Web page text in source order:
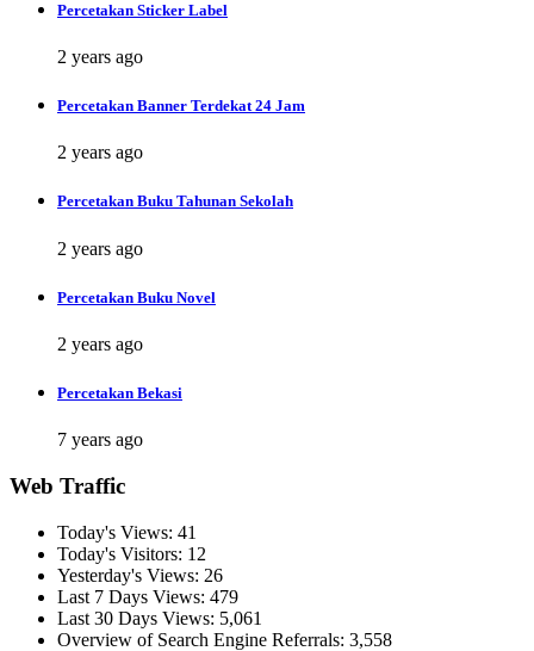
Percetakan Sticker Label
2 years ago
Percetakan Banner Terdekat 24 Jam
2 years ago
Percetakan Buku Tahunan Sekolah
2 years ago
Percetakan Buku Novel
2 years ago
Percetakan Bekasi
7 years ago
Web Traffic
Today's Views: 41
Today's Visitors: 12
Yesterday's Views: 26
Last 7 Days Views: 479
Last 30 Days Views: 5,061
Overview of Search Engine Referrals: 3,558